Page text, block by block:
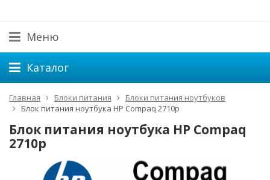
Меню
Каталог
Главная Блоки питания
Блоки питания ноутбуков
Блок питания ноутбука HP Compaq 2710p
Блок питания ноутбука HP Compaq
2710p